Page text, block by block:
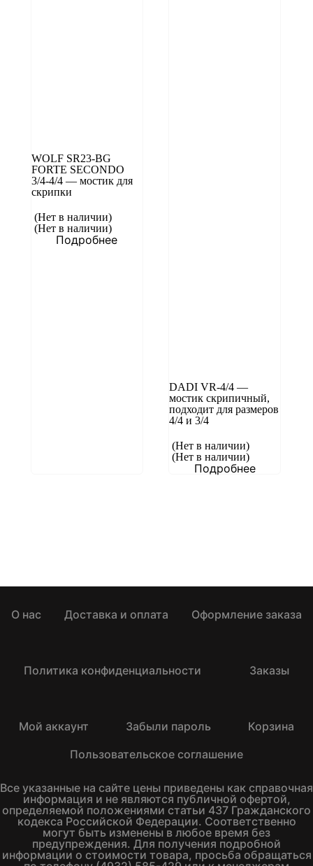
WOLF SR23-BG
FORTE SECONDO
3/4-4/4 — мостик для
скрипки
(Нет в наличии)
(Нет в наличии)
Подробнее
DADI VR-4/4 —
мостик скрипичный,
подходит для размеров
4/4 и 3/4
(Нет в наличии)
(Нет в наличии)
Подробнее
О нас Доставка и оплата Оформление заказа
Политика конфиденциальности Заказы
Мой аккаунт Забыли пароль
Корзина
Пользовательское соглашение
Все указанные на сайте цены приведены как справочная
информация и не являются публичной офертой,
определяемой положениями статьи 437 Гражданского
кодекса Российской Федерации. Соответственно
могут быть изменены в любое время без
предупреждения. Для получения подробной
информации о стоимости товара, просьба обращаться